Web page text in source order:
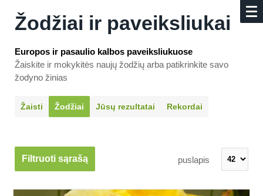
Žodžiai ir paveiksliukai
Europos ir pasaulio kalbos paveiksliukuose
Žaiskite ir mokykitės naujų žodžių arba patikrinkite savo
žodyno žinias
Žaisti Žodžiai Jūsų rezultatai Rekordai
Filtruoti sąrašą puslapis